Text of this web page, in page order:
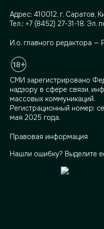
Адрес: 410012, г. Саратов,
Тел.: +7 (8452) 27-31-18. Эл.
И.о. главного редактора —
СМИ зарегистрировано
надзору в сфере связи,
массовых коммуникаций.
Регистрационный номер:
мая 2025 года.
Правовая информация
Нашли ошибку? Выделите